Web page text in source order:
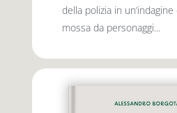
della polizia in
mossa da personaggi...